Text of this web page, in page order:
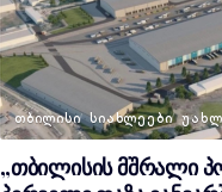
ᲗᲑᲘᲚᲘᲡᲘ ᲡᲘᲐᲮᲚᲔᲔᲑᲘ
„თბილისის მშრალი